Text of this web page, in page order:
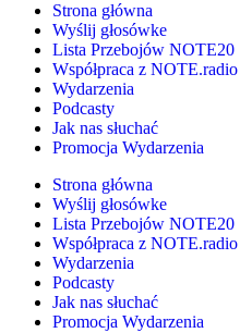
Strona główna
Wyślij głosówke
Lista Przebojów NOTE20
Współpraca z NOTE.radio
Wydarzenia
Podcasty
Jak nas słuchać
Promocja Wydarzenia
Strona główna
Wyślij głosówke
Lista Przebojów NOTE20
Współpraca z NOTE.radio
Wydarzenia
Podcasty
Jak nas słuchać
Promocja Wydarzenia